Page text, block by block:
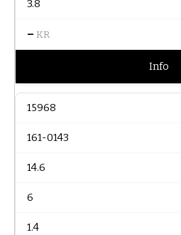
3.8
– KR
Info
15968
161-0143
14.6
6
1.4